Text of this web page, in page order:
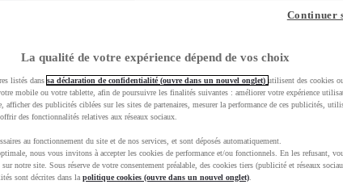
connectés
pour votre système multimédia
2, téléchargez la dernière mise à jour sur
La qualité de votre expérience dépend de vos choix
listés dans sa déclaration de confidentialité (ouvre dans un nouvel onglet) utilisent des cookies
mobile ou votre tablette, afin de poursuivre les finalités suivantes : améliorer votre expérience
afficher des publicités ciblées sur les sites de partenaires, mesurer la performance de ces publicités,
des fonctionnalités relatives aux réseaux sociaux.
au fonctionnement du site et de nos services, et sont déposés automatiquement.
nous vous invitons à accepter les cookies de performance et/ou fonctionnels. En les refusant,
notre site. Sous réserve de votre consentement préalable, des cookies tiers (publicité et réseaux
sont décrites dans la politique cookies (ouvre dans un nouvel onglet)
Continuer